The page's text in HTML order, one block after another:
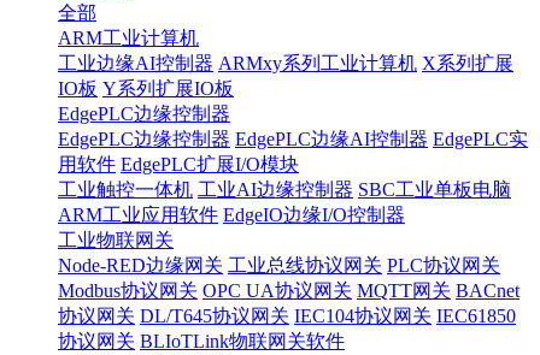
全部
ARM工业计算机
工业边缘AI控制器 ARMxy系列工业计算机 X系列扩展
IO板 Y系列扩展IO板
EdgePLC边缘控制器
EdgePLC边缘控制器 EdgePLC边缘AI控制器 EdgePLC实
用软件 EdgePLC扩展I/O模块
工业触控一体机 工业AI边缘控制器 SBC工业单板电脑
ARM工业应用软件 EdgeIO边缘I/O控制器
工业物联网关
Node-RED边缘网关 工业总线协议网关 PLC协议网关
Modbus协议网关 OPC UA协议网关 MQTT网关 BACnet
协议网关 DL/T645协议网关 IEC104协议网关 IEC61850
协议网关 BLIoTLink物联网关软件